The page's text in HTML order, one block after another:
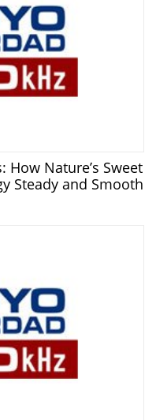
How Nature’s Sweet
Steady and Smooth